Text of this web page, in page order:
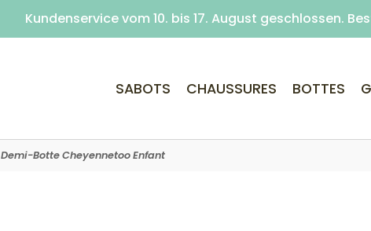
Livraison
SABOTS CHAUSSURES BOTTES
Demi-Botte Cheyennetoo Enfant
Le service client sera fermé du 10 au 17 août inclus.
Kundenservice vom 10. bis 17. August geschlossen.